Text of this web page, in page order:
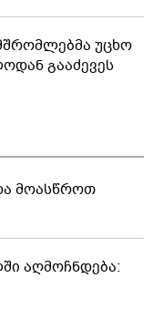
უცხო
გააძევეს
მოასწროთ
აღმოჩნდება: